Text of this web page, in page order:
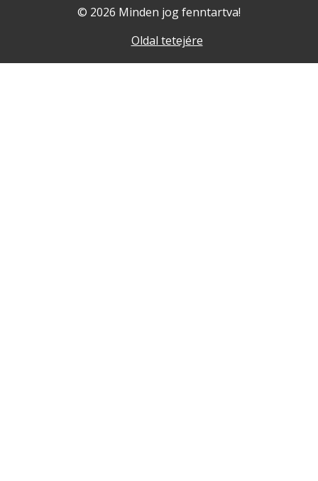
© 2026 Minden jog fenntartva!
Oldal tetejére